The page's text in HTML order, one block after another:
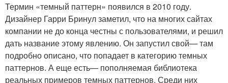
Термин «темный паттерн» появился в 2010 году.
Дизайнер Гарри Бринул заметил, что на многих сайтах
компании не до конца честны с пользователями, и решил
дать название этому явлению. Он запустил свой— там
подробно описано, что попадает в категорию темных
паттернов. А еще есть— пополняемая библиотека
реальных примеров темных паттернов. Среди них